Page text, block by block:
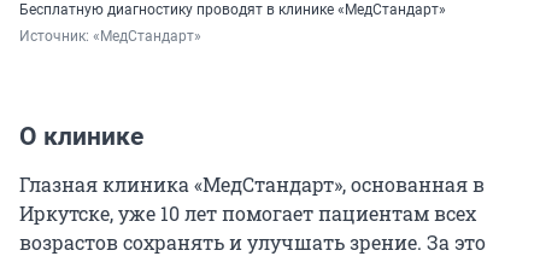
Бесплатную диагностику проводят в клинике «МедСтандарт»
Источник: «МедСтандарт»
О клинике
Глазная клиника «МедСтандарт», основанная в
Иркутске, уже 10 лет помогает пациентам всех
возрастов сохранять и улучшать зрение. За это